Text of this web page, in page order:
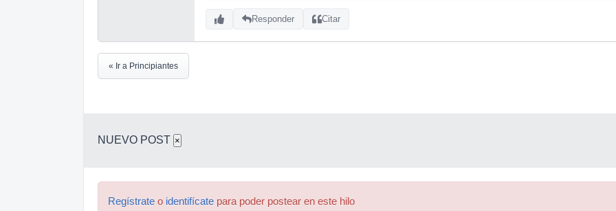
Responder Citar
« Ir a Principiantes
NUEVO POST ×
Regístrate o identifícate para poder postear en este hilo